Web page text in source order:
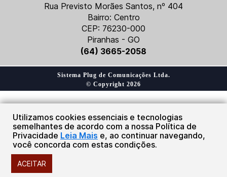
Utilizamos cookies essenciais e tecnologias
semelhantes de acordo com a nossa Política de
Privacidade Leia Mais e, ao continuar navegando,
você concorda com estas condições.
ACEITAR
Rua Previsto Morães Santos, nº 404
Bairro: Centro
CEP: 76230-000
Piranhas - GO
(64) 3665-2058
Sistema Plug de Comunicações Ltda.
© Copyright 2026